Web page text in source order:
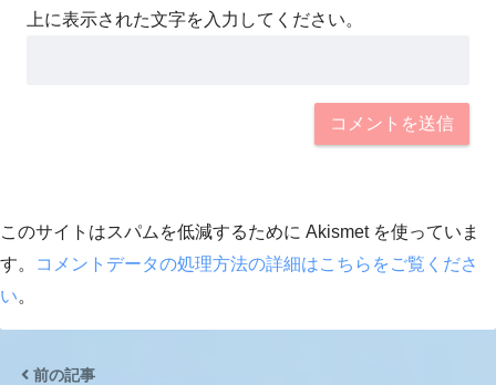
上に表示された文字を入力してください。
このサイトはスパムを低減するために Akismet を使っていま
す。
コメントデータの処理方法の詳細はこちらをご覧くださ
い。
前の記事